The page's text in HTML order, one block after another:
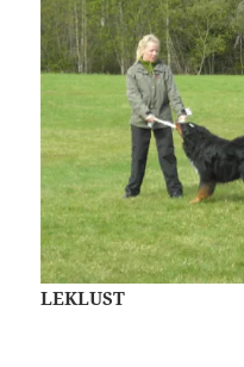
LEKLUST